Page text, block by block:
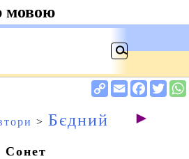
> Бєдний ►
Сонет